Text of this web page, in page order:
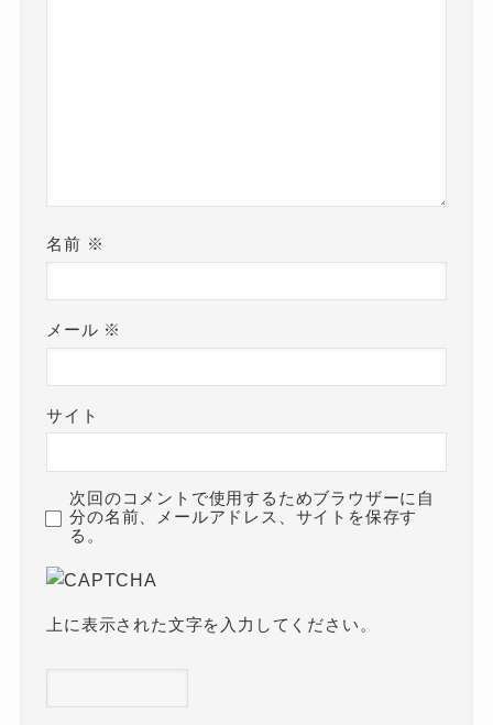
名前 ※
メール ※
サイト
次回のコメントで使用するためブラウザーに自
分の名前、メールアドレス、サイトを保存す
る。
上に表示された文字を入力してください。